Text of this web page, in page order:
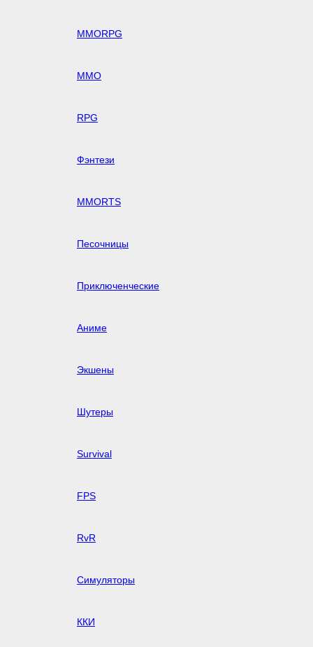
MMORPG
MMO
RPG
Фэнтези
MMORTS
Песочницы
Приключенческие
Аниме
Экшены
Шутеры
Survival
FPS
RvR
Симуляторы
ККИ